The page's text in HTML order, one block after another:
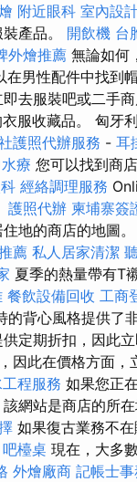
附近眼科 室內設
產品。 開飲機 台
外燴推薦 無論如何
在男性配件中找到
去服裝吧或二手商
服收藏品。 匈牙
護照代辦服務 - 耳
療 您可以找到商
經絡調理服務
護照代辦 柬埔寨簽
地的商店的地圖
薦 私人居家清潔
夏季的熱量帶有T
餐飲設備回收 工商
背心風格提供了
定期折扣，因此
因此在價格方面，
程服務 如果您正
網站是商店的所在
如果復古業務不
吧檯桌 現在，大多
外燴廠商 記帳士